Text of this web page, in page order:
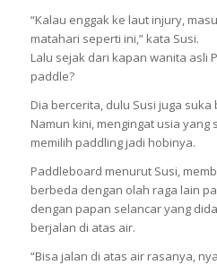
“Kalau enggak ke laut injury,
matahari seperti ini,” kata Susi.
Lalu sejak dari kapan wanita asli
paddle?
Dia bercerita, dulu Susi juga
Namun kini, mengingat usia yang
memilih paddling jadi hobinya.
Paddleboard menurut Susi,
berbeda dengan olah raga lain
dengan papan selancar yang
berjalan di atas air.
“Bisa jalan di atas air rasanya,